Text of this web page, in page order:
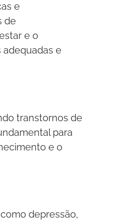
e
de
e o
adequadas e
transtornos de
para
e o
depressão,